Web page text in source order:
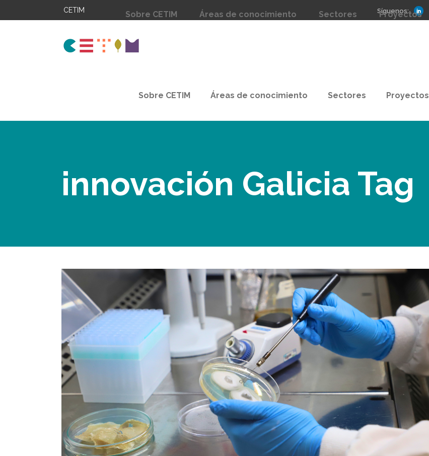
CETIM Síguenos:
Sobre CETIM Áreas de conocimiento Sectores Proyectos
Sobre CETIM Áreas de conocimiento Sectores Proyectos
innovación Galicia Tag